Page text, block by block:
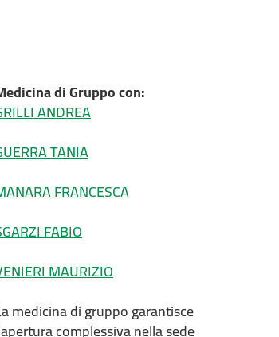
di Gruppo con:
ANDREA
TANIA
FRANCESCA
FABIO
MAURIZIO
medicina di gruppo garantisce
complessiva nella sede